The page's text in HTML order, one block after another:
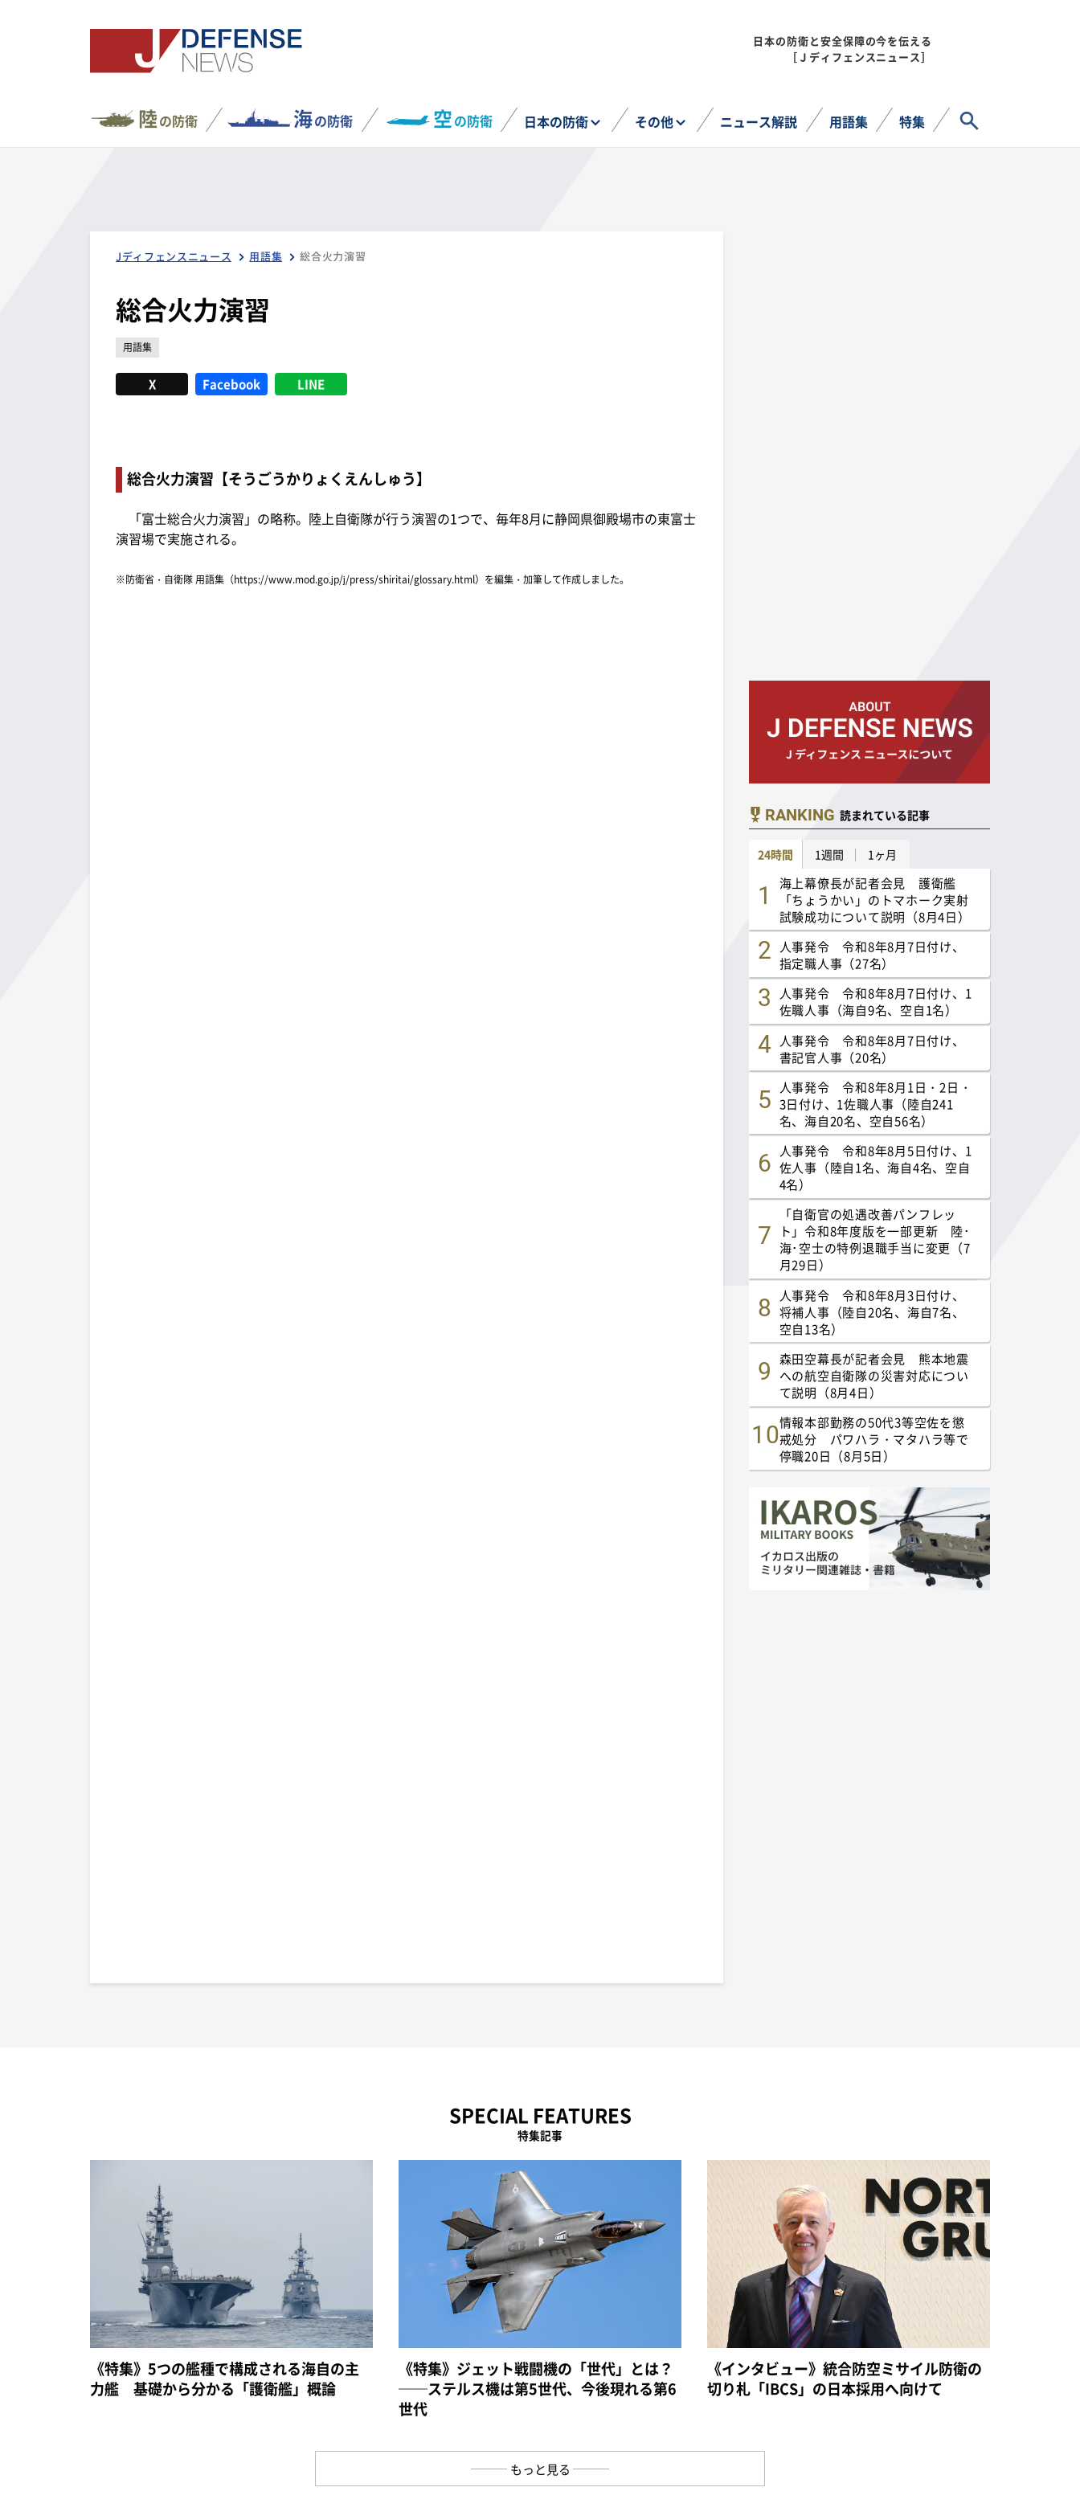
日本の防衛と安全保障の今を伝える
［Ｊディフェンスニュース］
陸の防衛 海の防衛 空の防衛 日本の防衛 その他 ニュース解説 用語集 特集
Jディフェンスニュース 用語集 総合火力演習
総合火力演習
用語集
X Facebook LINE
総合火力演習【そうごうかりょくえんしゅう】
「富士総合火力演習」の略称。陸上自衛隊が行う演習の1つで、毎年8月に静岡県御殿場市の東富士
演習場で実施される。
※防衛省・自衛隊 用語集（https://www.mod.go.jp/j/press/shiritai/glossary.html）を編集・加筆して作成しました。
RANKING 読まれている記事
24時間 1週間 1ヶ月
海上幕僚長が記者会見 護衛艦
「ちょうかい」のトマホーク実射
試験成功について説明（8月4日）
人事発令 令和8年8月7日付け、
指定職人事（27名）
人事発令 令和8年8月7日付け、1
佐職人事（海自9名、空自1名）
人事発令 令和8年8月7日付け、
書記官人事（20名）
人事発令 令和8年8月1日・2日・
3日付け、1佐職人事（陸自241
名、海自20名、空自56名）
人事発令 令和8年8月5日付け、1
佐人事（陸自1名、海自4名、空自
4名）
「自衛官の処遇改善パンフレッ
ト」令和8年度版を一部更新 陸･
海･空士の特例退職手当に変更（7
月29日）
人事発令 令和8年8月3日付け、
将補人事（陸自20名、海自7名、
空自13名）
森田空幕長が記者会見 熊本地震
への航空自衛隊の災害対応につい
て説明（8月4日）
情報本部勤務の50代3等空佐を懲
戒処分 パワハラ・マタハラ等で
停職20日（8月5日）
SPECIAL FEATURES
特集記事
《特集》5つの艦種で構成される海自の主
力艦 基礎から分かる「護衛艦」概論
《特集》ジェット戦闘機の「世代」とは？
──ステルス機は第5世代、今後現れる第6
世代
《インタビュー》統合防空ミサイル防衛の
切り札「IBCS」の日本採用へ向けて
もっと見る